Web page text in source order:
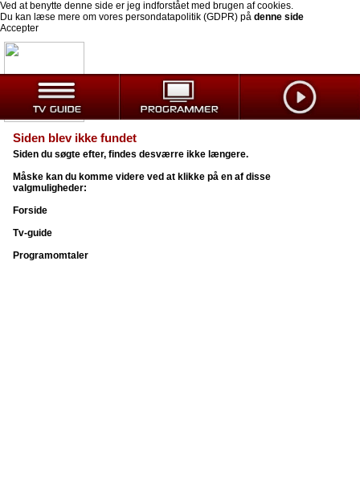
Ved at benytte denne side er jeg indforstået med brugen af cookies.
Du kan læse mere om vores persondatapolitik (GDPR) på denne side
Accepter
Siden blev ikke fundet
Siden du søgte efter, findes desværre ikke længere.
Måske kan du komme videre ved at klikke på en af disse
valgmuligheder:
Forside
Tv-guide
Programomtaler